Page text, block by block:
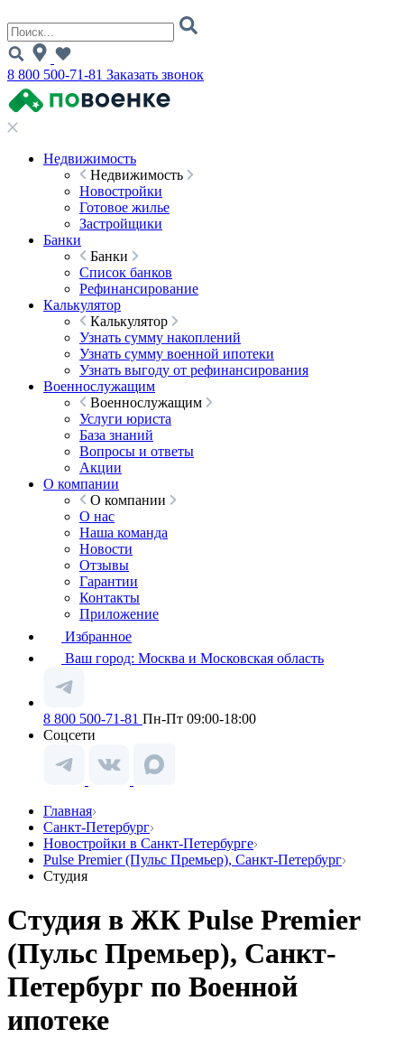
8 800 500-71-81 Заказать звонок
Недвижимость
Недвижимость
Новостройки
Готовое жилье
Застройщики
Банки
Банки
Список банков
Рефинансирование
Калькулятор
Калькулятор
Узнать сумму накоплений
Узнать сумму военной ипотеки
Узнать выгоду от рефинансирования
Военнослужащим
Военнослужащим
Услуги юриста
База знаний
Вопросы и ответы
Акции
О компании
О компании
О нас
Наша команда
Новости
Отзывы
Гарантии
Контакты
Приложение
Избранное
Ваш город: Москва и Московская область
8 800 500-71-81 Пн-Пт 09:00-18:00
Соцсети
Главная
Санкт-Петербург
Новостройки в Санкт-Петербурге
Pulse Premier (Пульс Премьер), Санкт-Петербург
Студия
Студия в ЖК Pulse Premier
(Пульс Премьер), Санкт-
Петербург по Военной
ипотеке